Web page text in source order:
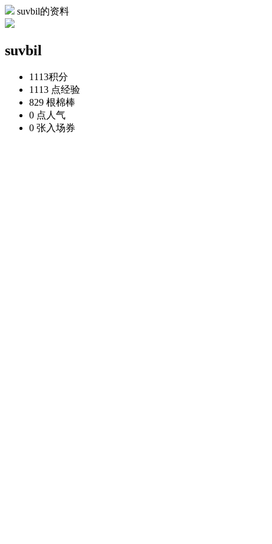
suvbil的资料
suvbil
1113积分
1113 点经验
829 根棉棒
0 点 人气
0 张 入场券